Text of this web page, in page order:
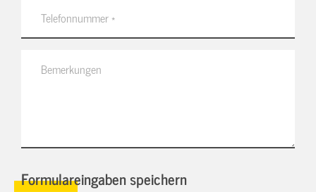
Formulareingaben speichern